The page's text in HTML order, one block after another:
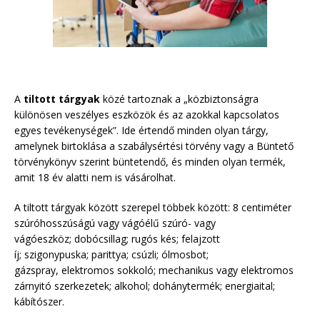
A tiltott tárgyak közé tartoznak a „közbiztonságra
különösen veszélyes eszközök és az azokkal kapcsolatos
egyes tevékenységek”. Ide értendő minden olyan tárgy,
amelynek birtoklása a szabálysértési törvény vagy a Büntető
törvénykönyv szerint büntetendő, és minden olyan termék,
amit 18 év alatti nem is vásárolhat.
A tiltott tárgyak között szerepel többek között: 8 centiméter
szúróhosszúságú vagy vágóélű szúró- vagy
vágóeszköz; dobócsillag; rugós kés; felajzott
íj; szigonypuska; parittya; csúzli; ólmosbot;
gázspray, elektromos sokkoló; mechanikus vagy elektromos
zárnyitó szerkezetek; alkohol; dohánytermék; energiaital;
kábítószer.